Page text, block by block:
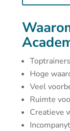
Hoge
Veel
Ruimte
Creatieve